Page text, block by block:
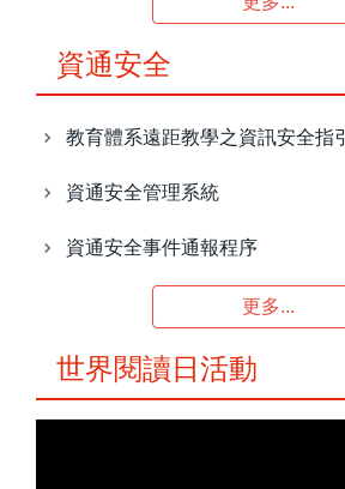
資通安全
教育體系遠距教學之資訊安全指引
資通安全管理系統
資通安全事件通報程序
更多...
世界閱讀日活動